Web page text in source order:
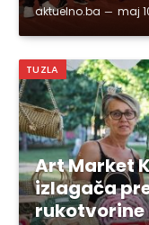
aktuelno.ba maj
TUZLA
Art Market
izlagača
rukotvorine